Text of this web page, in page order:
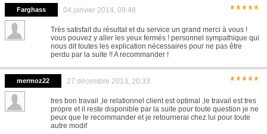
Farghass 04 janvier 2014, 09:48 *****
Très satisfait du résultat et du service un grand merci à vous !
vous pouvez y aller les yeux fermés ! personnel sympathique qui
nous dit toutes les explication nécessaires pour ne pas être
perdu par la suite !! A recommander !
mermoz22 27 décembre 2013, 20:33 *****
tres bon travail ,le relationnel client est optimal ,le travail est tres
propre et il reste disponible par la suite pour toute question je ne
peux que le recommander et je retournerai chez lui pour toute
autre modif